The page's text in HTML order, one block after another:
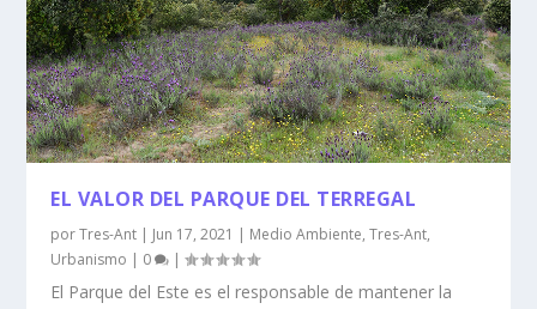
EL VALOR DEL PARQUE DEL TERREGAL
porTres-Ant | Jun 17, 2021 | Medio Ambiente,Tres-Ant,
Urbanismo | 0 |
El Parque del Este es el responsable de mantener la